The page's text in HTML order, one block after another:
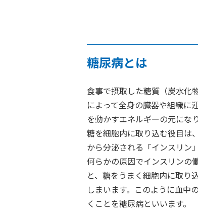
糖尿病とは
食事で摂取した糖質（炭水化
によって全身の臓器や組織に
を動かすエネルギーの元になり
糖を細胞内に取り込む役目は
から分泌される「インスリン
何らかの原因でインスリンの
と、糖をうまく細胞内に取り
しまいます。このように血中
くことを糖尿病といいます。